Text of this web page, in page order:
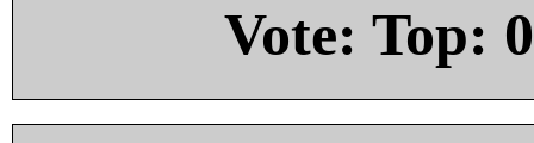
Vote: Top: 0